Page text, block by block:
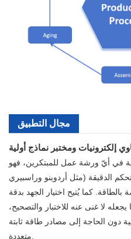
مجال التطبيق
إلكترونيات ومختبر نماذج أولية
في أيّ ورشة عمل للمبتكرين، فهو
الدقيقة (مثل أردوينو وراسبيري
بالطاقة. كما يُتيح اختيار الجهد بدقة
لا غنى عنه للاختبار والتصحيح،
دون الحاجة إلى مصادر طاقة ثابتة